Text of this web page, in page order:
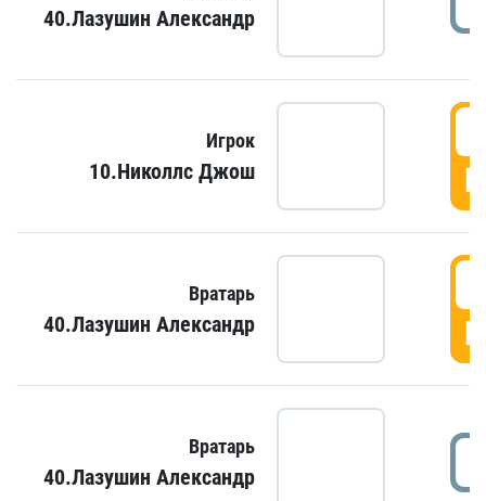
40.Лазушин Александр
Игрок
10.Николлс Джош
Вратарь
40.Лазушин Александр
Вратарь
40.Лазушин Александр